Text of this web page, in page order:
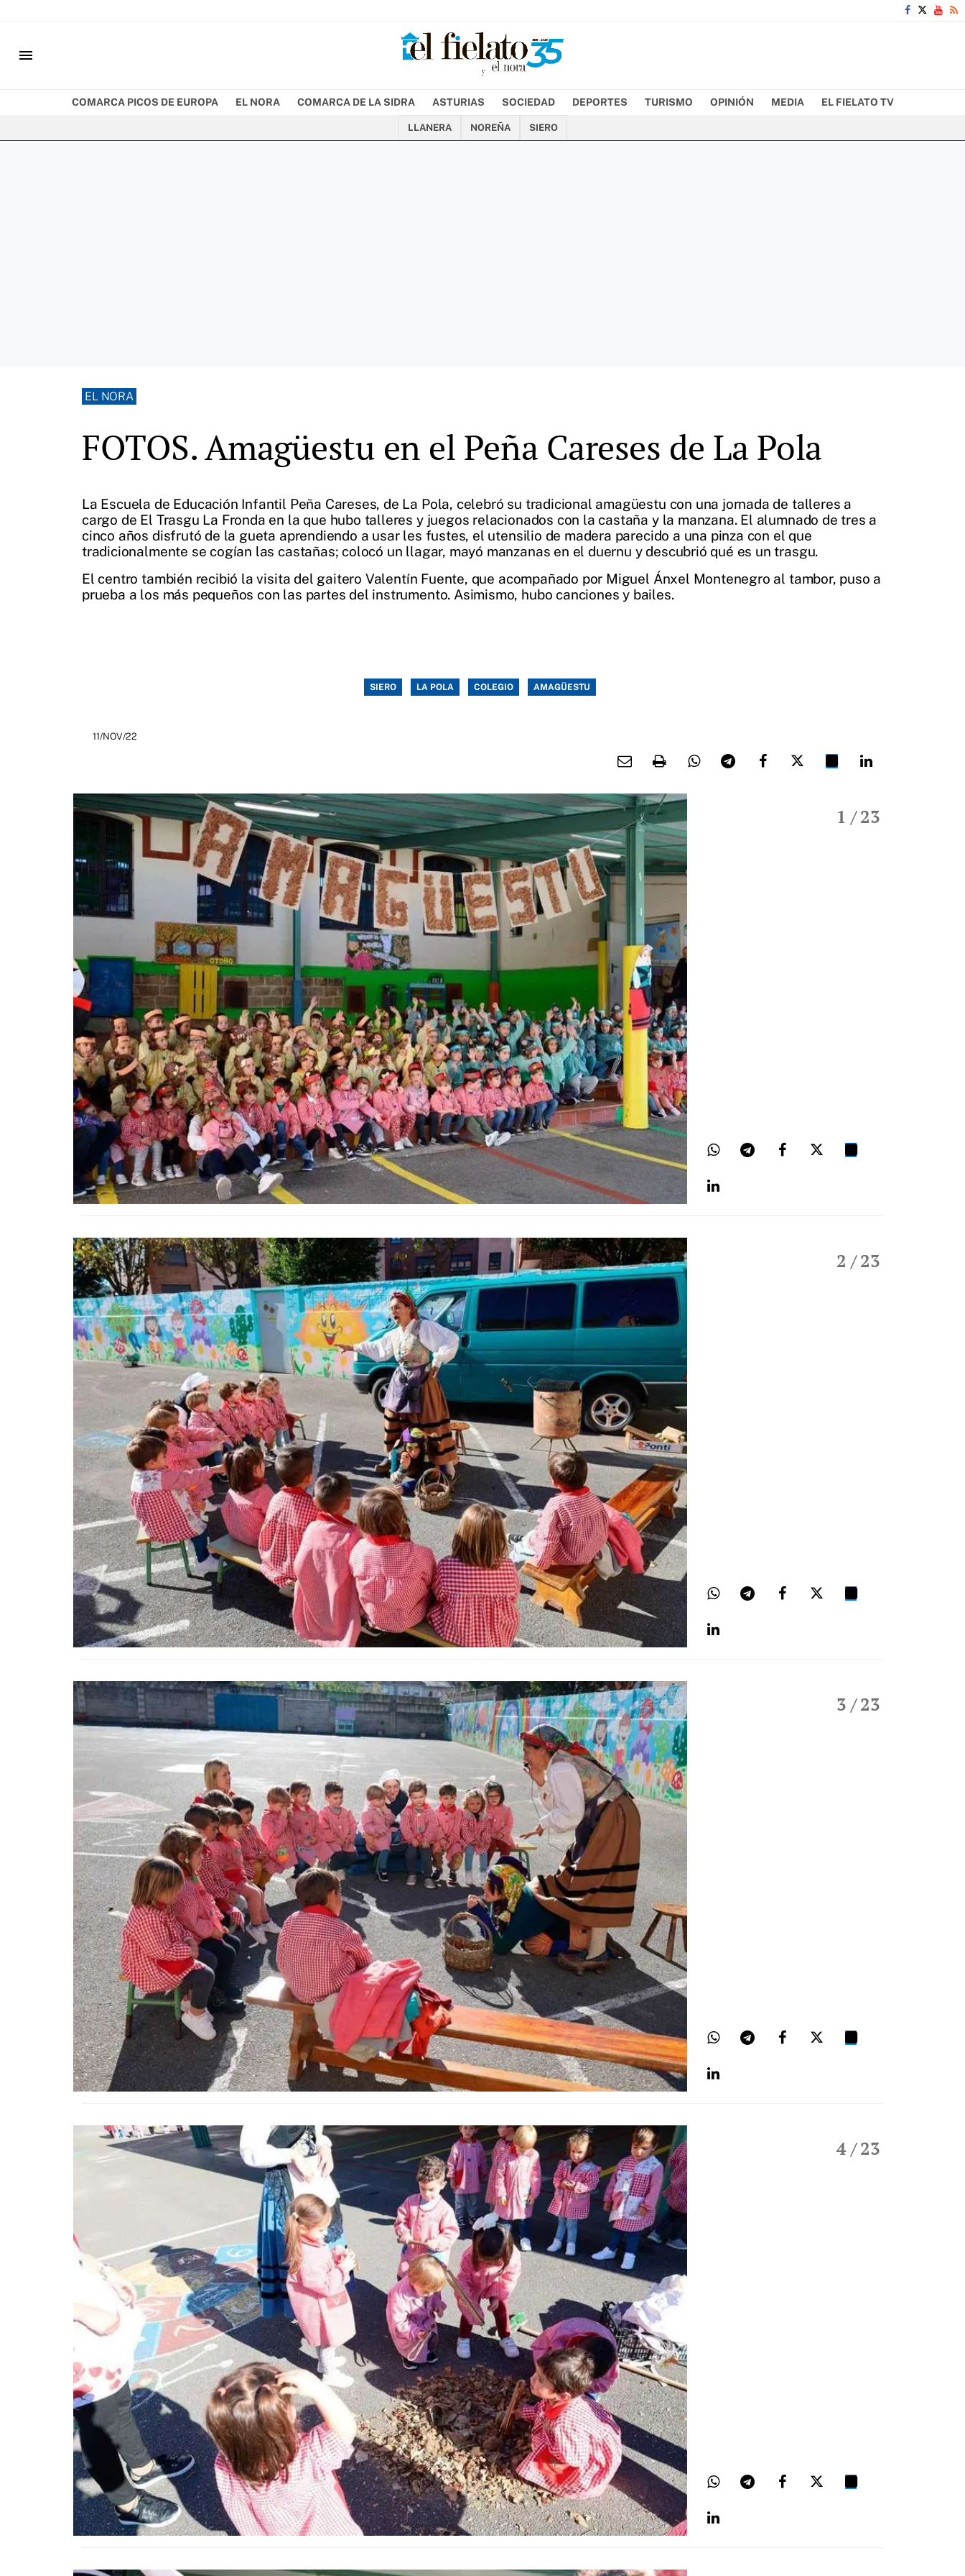
menu
COMARCA PICOS DE EUROPA EL NORA COMARCA DE LA SIDRA ASTURIAS SOCIEDAD DEPORTES TURISMO OPINIÓN MEDIA EL FIELATO TV
LLANERA NOREÑA SIERO
EL NORA
FOTOS. Amagüestu en el Peña Careses de La Pola
La Escuela de Educación Infantil Peña Careses, de La Pola, celebró su tradicional amagüestu con una jornada de talleres a
cargo de El Trasgu La Fronda en la que hubo talleres y juegos relacionados con la castaña y la manzana. El alumnado de tres a
cinco años disfrutó de la gueta aprendiendo a usar les fustes, el utensilio de madera parecido a una pinza con el que
tradicionalmente se cogían las castañas; colocó un llagar, mayó manzanas en el duernu y descubrió qué es un trasgu.
El centro también recibió la visita del gaitero Valentín Fuente, que acompañado por Miguel Ánxel Montenegro al tambor, puso a
prueba a los más pequeños con las partes del instrumento. Asimismo, hubo canciones y bailes.
SIERO LA POLA COLEGIO AMAGÜESTU
11/NOV/22
1 / 23
2 / 23
3/ 23
4/ 23